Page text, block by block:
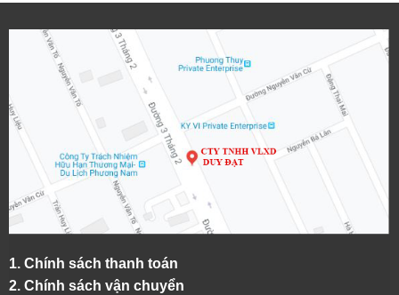
1. Chính sách thanh toán
2. Chính sách vận chuyển